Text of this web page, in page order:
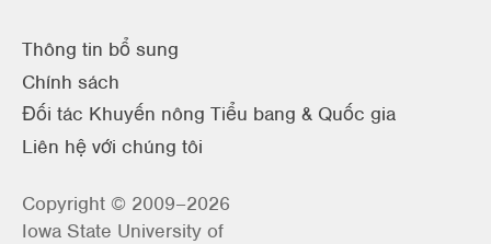
Thông tin bổ sung
Chính sách
Đối tác Khuyến nông Tiểu bang & Quốc gia
Liên hệ với chúng tôi
Copyright © 2009–2026
Iowa State University of